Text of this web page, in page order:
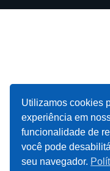
RECEBA
DOS CURSOS
Utilizamos cookies
experiência em
funcionalidade de
você pode
seu navegador.